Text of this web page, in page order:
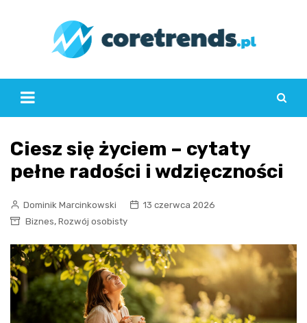
Ciesz się życiem – cytaty
pełne radości i wdzięczności
Dominik Marcinkowski
13 czerwca 2026
Biznes, Rozwój osobisty